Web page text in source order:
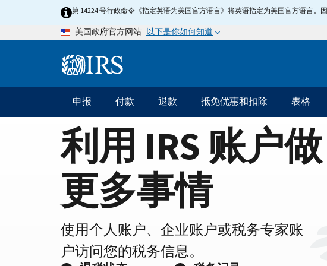
Page
第 14224 号行政命令《指定英语为美国官方语言》将英语指定为美国官方语言。
美国政府官方网站 以下是你如何知道
Information
主
要
导
航
申报 付款 退款 抵免优惠和扣除 表格
利用 IRS 账户做
更多事情
使用个人账户、企业账户或税务专家账
户访问您的税务信息。